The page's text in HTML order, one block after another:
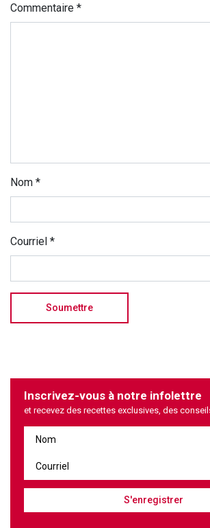
Commentaire *
Nom *
Courriel *
Inscrivez-vous à notre infolettre
et recevez des recettes exclusives, des